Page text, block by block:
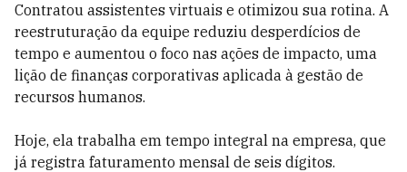
Contratou assistentes virtuais e otimizou sua rotina. A
reestruturação da equipe reduziu desperdícios de
tempo e aumentou o foco nas ações de impacto, uma
lição de finanças corporativas aplicada à gestão de
recursos humanos.
Hoje, ela trabalha em tempo integral na empresa, que
já registra faturamento mensal de seis dígitos.